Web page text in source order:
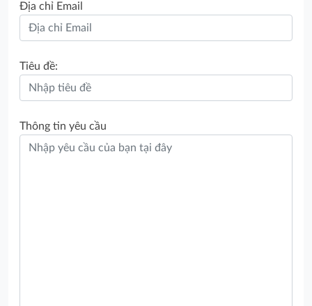
Địa chỉ Email
Tiêu đề:
Thông tin yêu cầu